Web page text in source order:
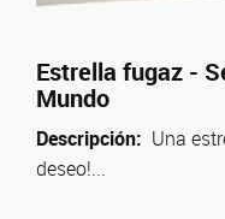
Estrella fugaz -
Mundo
Descripción: Una
deseo!...